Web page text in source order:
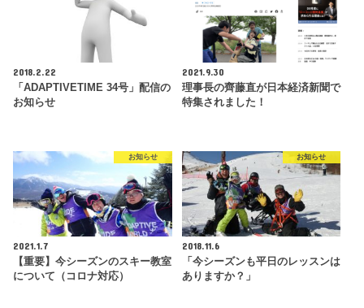
2018.2.22
「ADAPTIVETIME 34号」配信の
お知らせ
2021.9.30
理事長の齊藤直が日本経済新聞で
特集されました！
お知らせ
2021.1.7
【重要】今シーズンのスキー教室
について（コロナ対応）
お知らせ
2018.11.6
「今シーズンも平日のレッスンは
ありますか？」